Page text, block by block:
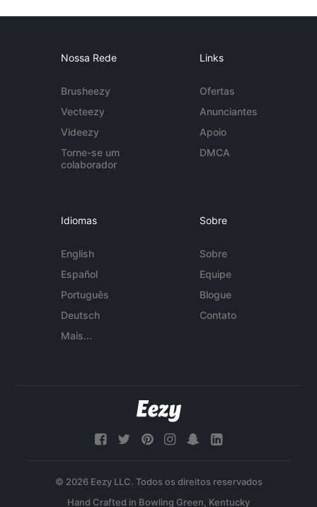
Nossa Rede
Brusheezy
Vecteezy
Videezy
Torne-se um
colaborador
Links
Ofertas
Anunciantes
Apoio
DMCA
Idiomas
English
Español
Português
Deutsch
Mais...
Sobre
Sobre
Equipe
Blogue
Contato
© 2026 Eezy LLC. Todos os direitos reservados